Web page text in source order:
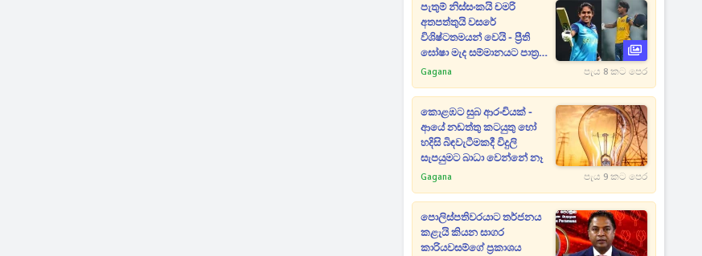
පැතුම් නිස්සංකයි චමරි
අතපත්තුයි වසරේ
විශිෂ්ටතමයන් වෙයි - ප්‍රීති
ඝෝෂා මැද සම්මානයට පාත්‍ර
වෙයි
Gagana පැය 8 කට පෙර
කොළඹට සුබ ආරංචියක් -
ආයේ නඩත්තු කටයුතු හෝ
හදිසි බිඳවැටීමකදී විදුලි
සැපයුමට බාධා වෙන්නේ නෑ
Gagana පැය 9 කට පෙර
පොලිස්පතිවරයාට තර්ජනය
කළැයි කියන සාගර
කාරියවසම්ගේ ප්‍රකාශය